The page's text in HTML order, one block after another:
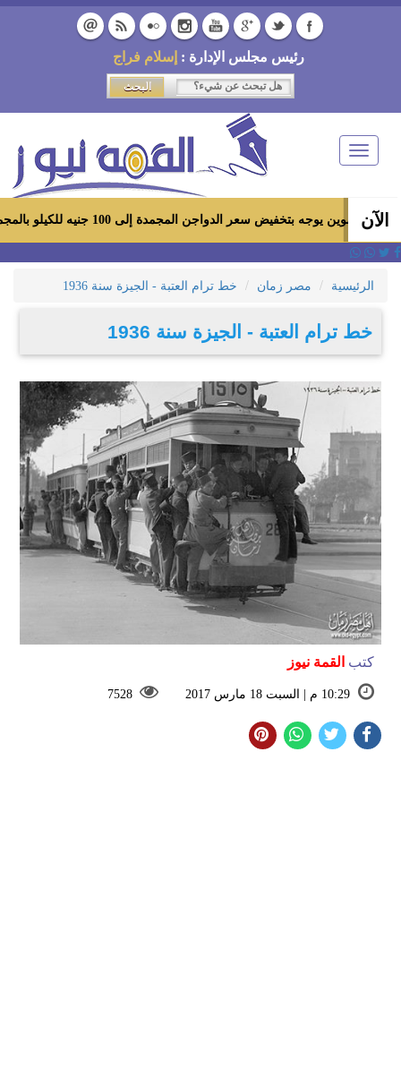
رئيس مجلس الإدارة : إسلام فراج
Toggle
navigation
الآن
يوجه بتخفيض سعر الدواجن المجمدة إلى 100 جنيه للكيلو بالمجمعات الاستهلاكية ومعارض «أهلاً رمضان»
الرئيسية مصر زمان خط ترام العتبة - الجيزة سنة 1936
خط ترام العتبة - الجيزة سنة 1936
كتب القمة نيوز
10:29 م | السبت 18 مارس 2017 7528